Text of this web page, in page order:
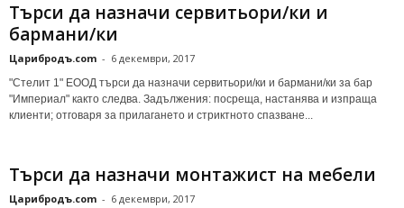
Търси да назначи сервитьори/ки и
бармани/ки
Царибродъ.com - 6 декември, 2017
"Стелит 1" ЕООД търси да назначи сервитьори/ки и бармани/ки за бар
"Империал" както следва. Задължения: посреща, настанява и изпраща
клиенти; отговаря за прилагането и стриктното спазване...
Търси да назначи монтажист на мебели
Царибродъ.com - 6 декември, 2017